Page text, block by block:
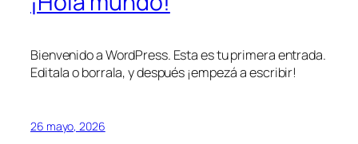
Bienvenido a WordPress. Esta es tu primera entrada.
Editala o borrala, y después ¡empezá a escribir!
26 mayo, 2026